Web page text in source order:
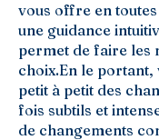
vous offre en
une guidance
permet de faire les
choix.En le portant,
petit à petit des
fois subtils et
de changements